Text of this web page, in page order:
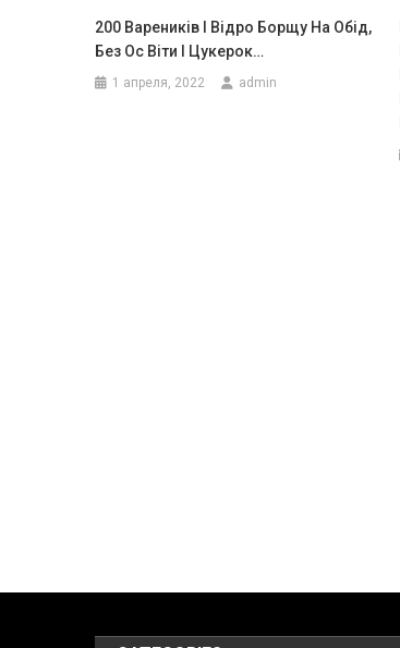
200 Вареників І Відро Борщу На Обід,
Без Ос Віти І Цукерок…
1 апреля, 2022 admin